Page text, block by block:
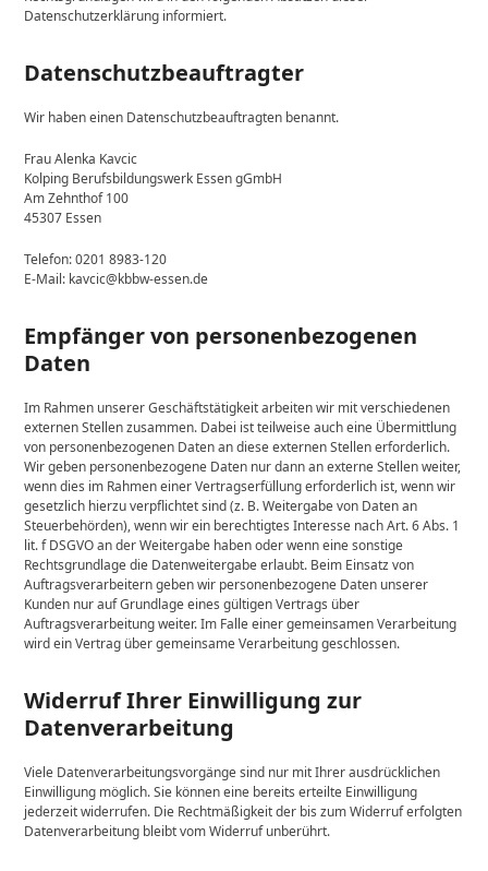
Datenschutzerklärung informiert.
Datenschutz­beauftragter
Wir haben einen Datenschutzbeauftragten benannt.
Frau Alenka Kavcic
Kolping Berufsbildungswerk Essen gGmbH
Am Zehnthof 100
45307 Essen
Telefon: 0201 8983-120
E-Mail: kavcic@kbbw-essen.de
Empfänger von personenbezogenen
Daten
Im Rahmen unserer Geschäftstätigkeit arbeiten wir mit verschiedenen
externen Stellen zusammen. Dabei ist teilweise auch eine Übermittlung
von personenbezogenen Daten an diese externen Stellen erforderlich.
Wir geben personenbezogene Daten nur dann an externe Stellen weiter,
wenn dies im Rahmen einer Vertragserfüllung erforderlich ist, wenn wir
gesetzlich hierzu verpflichtet sind (z. B. Weitergabe von Daten an
Steuerbehörden), wenn wir ein berechtigtes Interesse nach Art. 6 Abs. 1
lit. f DSGVO an der Weitergabe haben oder wenn eine sonstige
Rechtsgrundlage die Datenweitergabe erlaubt. Beim Einsatz von
Auftragsverarbeitern geben wir personenbezogene Daten unserer
Kunden nur auf Grundlage eines gültigen Vertrags über
Auftragsverarbeitung weiter. Im Falle einer gemeinsamen Verarbeitung
wird ein Vertrag über gemeinsame Verarbeitung geschlossen.
Widerruf Ihrer Einwilligung zur
Datenverarbeitung
Viele Datenverarbeitungsvorgänge sind nur mit Ihrer ausdrücklichen
Einwilligung möglich. Sie können eine bereits erteilte Einwilligung
jederzeit widerrufen. Die Rechtmäßigkeit der bis zum Widerruf erfolgten
Datenverarbeitung bleibt vom Widerruf unberührt.